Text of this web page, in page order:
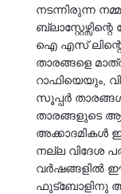
നടന്നിരുന്ന
ഐ എസ് ലിന്റെ
താരങ്ങളെ
റാഫിയെയും,
സൂപ്പർ
താരങ്ങളുടെ
അക്കാദമികൾ
നല്ല വിദേശ
വർഷങ്ങളിൽ ഈ
ഫുട്‍ബോളിനു